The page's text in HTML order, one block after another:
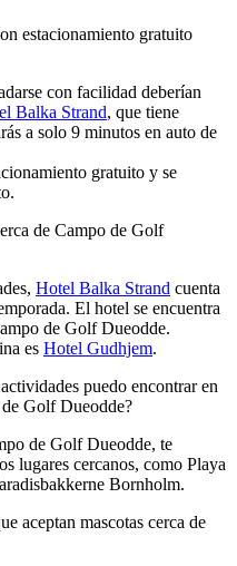
estacionamiento gratuito
con facilidad deberían
Balka Strand, que tiene
a solo 9 minutos en auto de
gratuito y se
de Campo de Golf
Hotel Balka Strand cuenta
El hotel se encuentra
de Golf Dueodde.
es Hotel Gudhjem.
puedo encontrar en
Golf Dueodde?
de Golf Dueodde, te
lugares cercanos, como Playa
Bornholm.
aceptan mascotas cerca de